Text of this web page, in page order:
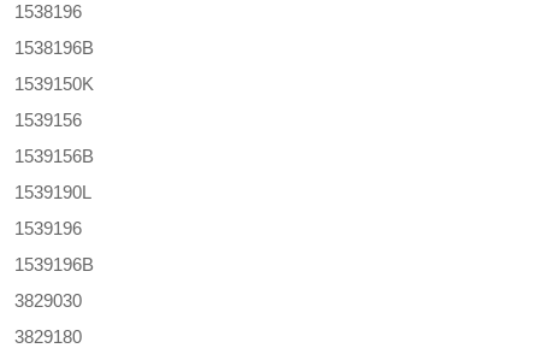
1538196
1538196B
1539150K
1539156
1539156B
1539190L
1539196
1539196B
3829030
3829180